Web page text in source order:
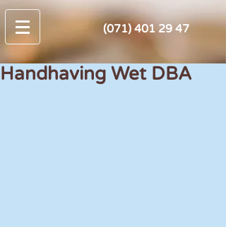
(071) 401 29 47
Handhaving Wet DBA